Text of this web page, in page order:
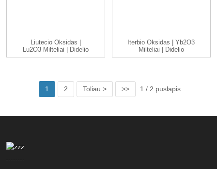
Liutecio Oksidas |
Lu2O3 Milteliai | Didelio
Grynumo 99....
Iterbio Oksidas | Yb2O3
Milteliai | Didelio
Grynumo 99...
1 2 Toliau > >> 1 / 2 puslapis